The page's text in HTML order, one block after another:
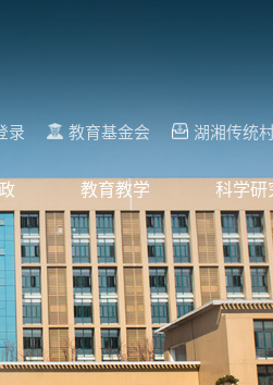
录 教育基金会 湖湘传统
教育教学 科学研